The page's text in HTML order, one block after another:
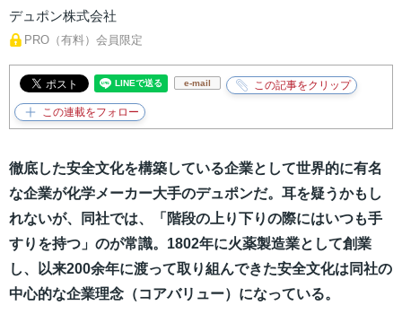
デュポン株式会社
PRO（有料）会員限定
e-mail
徹底した安全文化を構築している企業として世界的に有名
な企業が化学メーカー大手のデュポンだ。耳を疑うかもし
れないが、同社では、「階段の上り下りの際にはいつも手
すりを持つ」のが常識。1802年に火薬製造業として創業
し、以来200余年に渡って取り組んできた安全文化は同社の
中心的な企業理念（コアバリュー）になっている。